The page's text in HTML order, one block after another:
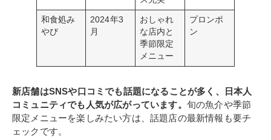
和食処み
やび
2024年3
月
おしゃれ
な店内と
季節限定
メニュー
プロンポ
ン
新店舗はSNSや口コミでも話題になることが多く、日本人
コミュニティでも人気が広がっています。 旬の魚介や季節
限定メニューを楽しみたい方は、話題店の最新情報も要チ
ェックです。